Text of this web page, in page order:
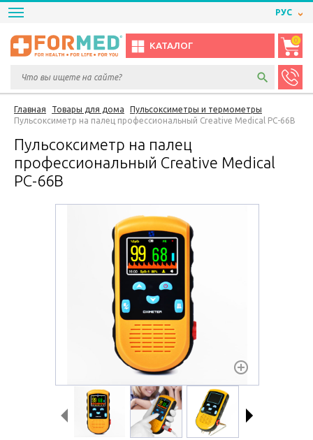
РУС
КАТАЛОГ
0
Главная Товары для дома
Пульсоксиметры и термометры
Пульсоксиметр на палец профессиональный Creative Medical PC-66B
Пульсоксиметр на палец
профессиональный Creative Medical
PC-66B